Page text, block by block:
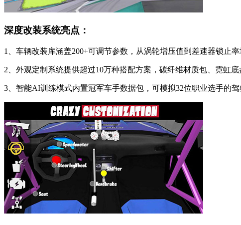
深度改装系统亮点：
1、车辆改装库涵盖200+可调节参数，从涡轮增压值到差速器锁止
2、外观定制系统提供超过10万种搭配方案，碳纤维材质包、霓虹
3、智能AI训练模式内置冠军车手数据包，可模拟32位职业选手的